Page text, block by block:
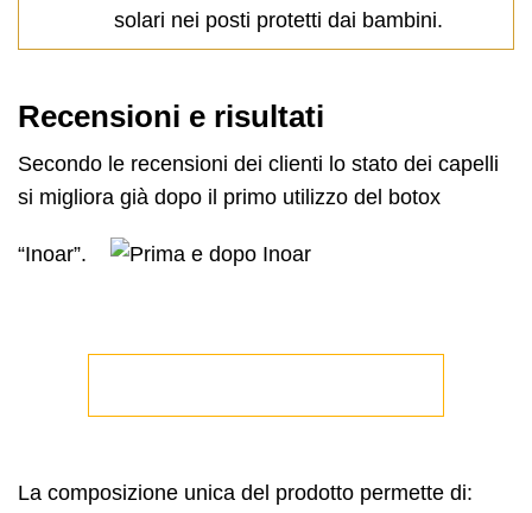
solari nei posti protetti dai bambini.
Recensioni e risultati
Secondo le recensioni dei clienti lo stato dei capelli
si migliora già dopo il primo utilizzo del botox
“Inoar”.
La composizione unica del prodotto permette di: